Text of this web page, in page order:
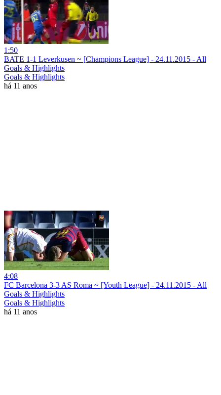
1:50
BATE 1-1 Leverkusen ~ [Champions League] - 24.11.2015 - All
Goals & Highlights
Goals & Highlights
há 11 anos
4:08
FC Barcelona 3-3 AS Roma ~ [Youth League] - 24.11.2015 - All
Goals & Highlights
Goals & Highlights
há 11 anos